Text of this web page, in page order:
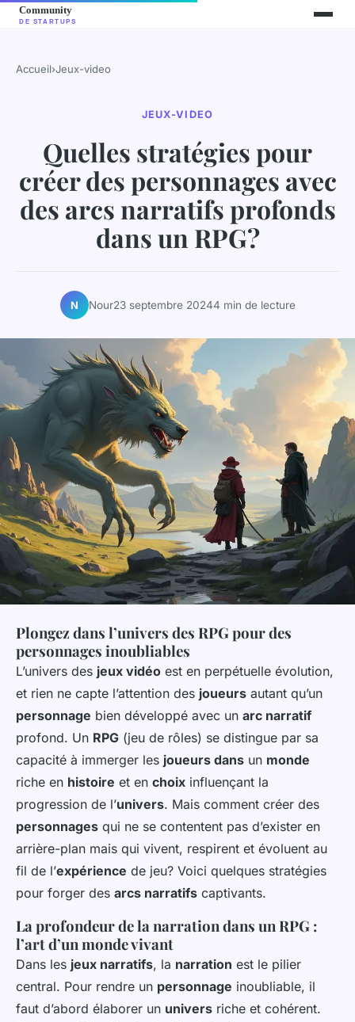
Accueil›Jeux-video
JEUX-VIDEO
Quelles stratégies pour
créer des personnages avec
des arcs narratifs profonds
dans un RPG?
N Nour23 septembre 20244 min de lecture
Plongez dans l’univers des RPG pour des
personnages inoubliables
L’univers des jeux vidéo est en perpétuelle évolution,
et rien ne capte l’attention des joueurs autant qu’un
personnage bien développé avec un arc narratif
profond. Un RPG (jeu de rôles) se distingue par sa
capacité à immerger les joueurs dans un monde
riche en histoire et en choix influençant la
progression de l’univers. Mais comment créer des
personnages qui ne se contentent pas d’exister en
arrière-plan mais qui vivent, respirent et évoluent au
fil de l’expérience de jeu? Voici quelques stratégies
pour forger des arcs narratifs captivants.
La profondeur de la narration dans un RPG :
l’art d’un monde vivant
Dans les jeux narratifs, la narration est le pilier
central. Pour rendre un personnage inoubliable, il
faut d’abord élaborer un univers riche et cohérent.